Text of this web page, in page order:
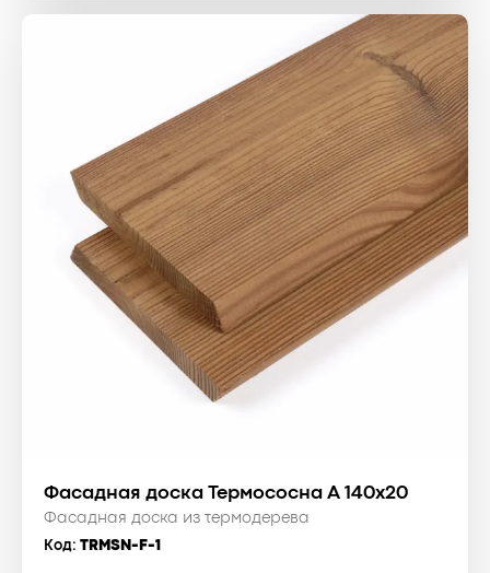
Фасадная доска Термососна A 140x20
Фасадная доска из термодерева
Код: TRMSN-F-1